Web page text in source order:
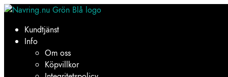
Hoppa
navigering
Hoppa
innehållKundtjänst
Info
Om oss
Köpvillkor